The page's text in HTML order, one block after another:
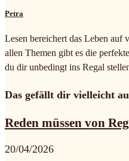
Petra
Lesen bereichert das Leben auf
allen Themen gibt es die
du dir unbedingt ins Regal
Das gefällt dir vielleicht
Reden müssen von
20/04/2026